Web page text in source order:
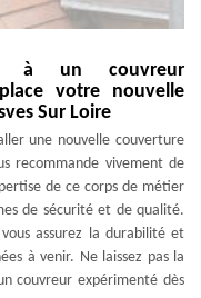
à un couvreur
votre nouvelle
Sur Loire
une nouvelle couverture
recommande vivement de
de ce corps de métier
de sécurité et de qualité.
assurez la durabilité et
à venir. Ne laissez pas la
couvreur expérimenté dès